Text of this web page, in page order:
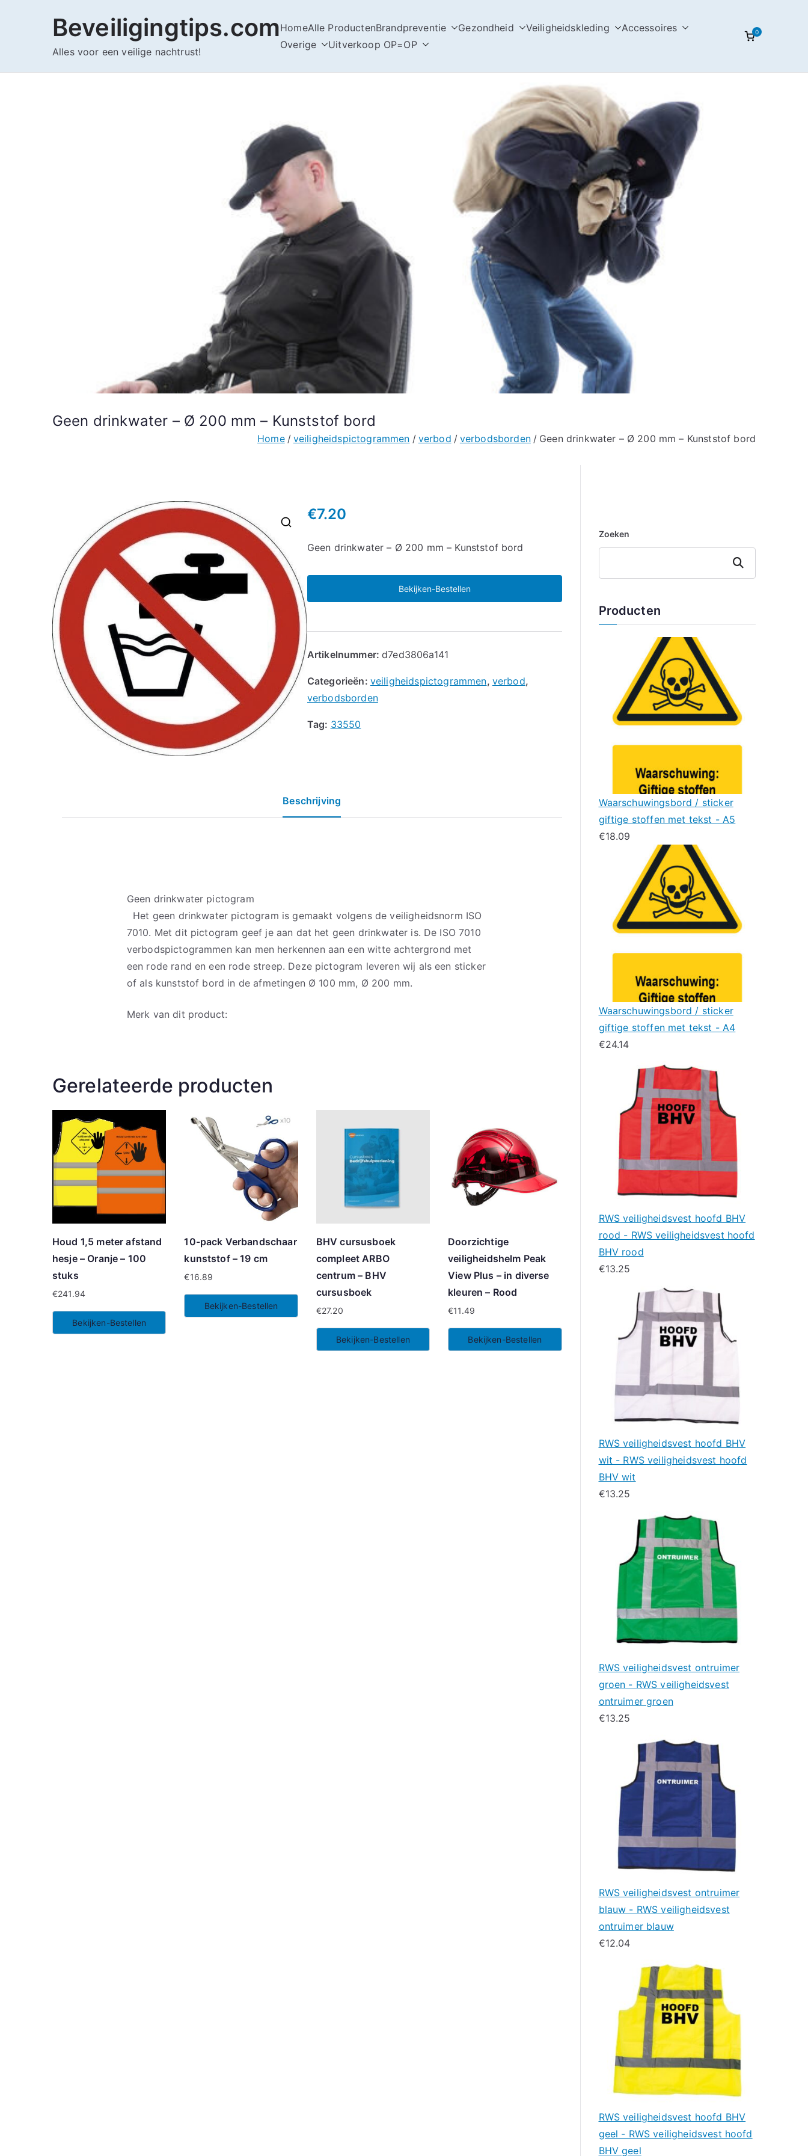
Beveiligingtips.com
Alles voor een veilige nachtrust!
HomeAlle ProductenBrandpreventie Gezondheid Veiligheidskleding
Accessoires
Overige
Uitverkoop OP=OP
0
Geen drinkwater – Ø 200 mm – Kunststof bord
Home veiligheidspictogrammen verbod verbodsborden Geen drinkwater – Ø 200 mm – Kunststof bord
🔍
€7.20
Geen drinkwater – Ø 200 mm – Kunststof bord
Bekijken-Bestellen
Artikelnummer:d7ed3806a141
Categorieën: veiligheidspictogrammen, verbod,
verbodsborden
Tag: 33550
Beschrijving
Geen drinkwater pictogram
Het geen drinkwater pictogram is gemaakt volgens de veiligheidsnorm ISO
7010. Met dit pictogram geef je aan dat het geen drinkwater is. De ISO 7010
verbodspictogrammen kan men herkennen aan een witte achtergrond met
een rode rand en een rode streep. Deze pictogram leveren wij als een sticker
of als kunststof bord in de afmetingen Ø 100 mm, Ø 200 mm.
Merk van dit product:
Gerelateerde producten
Houd 1,5 meter afstand
hesje – Oranje – 100
stuks
€241.94
Bekijken-Bestellen
10-pack Verbandschaar
kunststof – 19 cm
€16.89
Bekijken-Bestellen
BHV cursusboek
compleet ARBO
centrum – BHV
cursusboek
€27.20
Bekijken-Bestellen
Doorzichtige
veiligheidshelm Peak
View Plus – in diverse
kleuren – Rood
€11.49
Bekijken-Bestellen
Zoeken
Zoeken
Producten
Waarschuwingsbord / sticker
giftige stoffen met tekst - A5
€18.09
Waarschuwingsbord / sticker
giftige stoffen met tekst - A4
€24.14
RWS veiligheidsvest hoofd BHV
rood - RWS veiligheidsvest hoofd
BHV rood
€13.25
RWS veiligheidsvest hoofd BHV
wit - RWS veiligheidsvest hoofd
BHV wit
€13.25
RWS veiligheidsvest ontruimer
groen - RWS veiligheidsvest
ontruimer groen
€13.25
RWS veiligheidsvest ontruimer
blauw - RWS veiligheidsvest
ontruimer blauw
€12.04
RWS veiligheidsvest hoofd BHV
geel - RWS veiligheidsvest hoofd
BHV geel